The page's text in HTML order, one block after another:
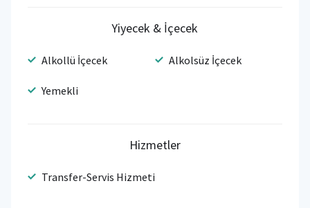
Yiyecek & İçecek
Alkollü İçecek Alkolsüz İçecek
Yemekli
Hizmetler
Transfer-Servis Hizmeti